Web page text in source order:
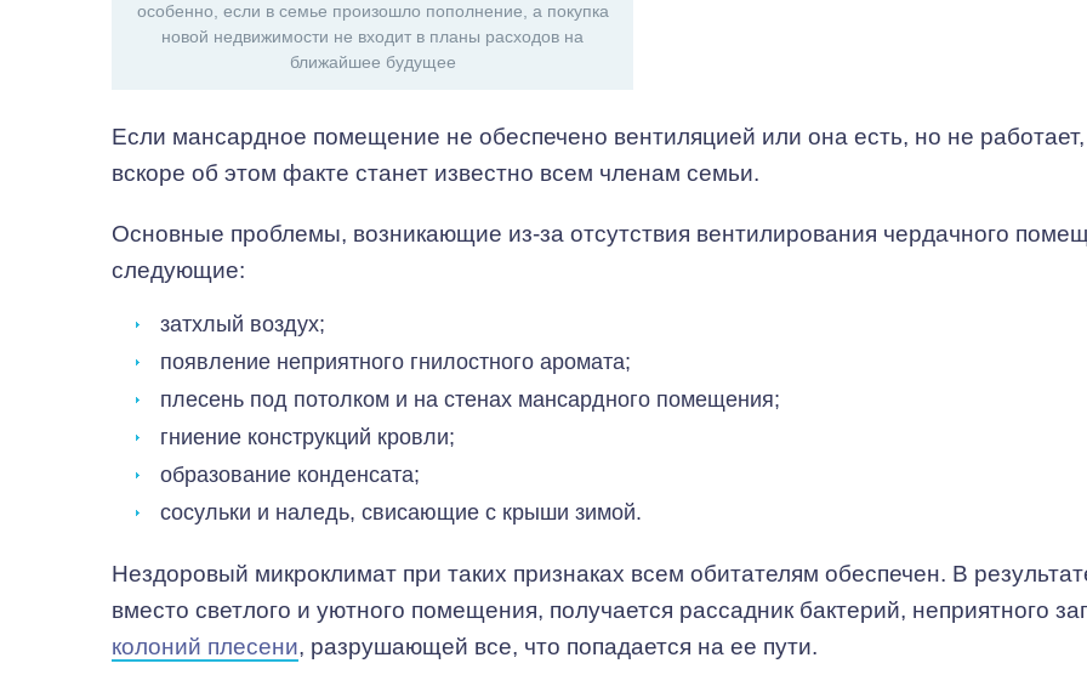
особенно, если в семье произошло пополнение, а покупка
новой недвижимости не входит в планы расходов на
ближайшее будущее
Если мансардное помещение не обеспечено вентиляцией или она есть, но не
вскоре об этом факте станет известно всем членам семьи.
Основные проблемы, возникающие из-за отсутствия вентилирования чердачного
следующие:
затхлый воздух;
появление неприятного гнилостного аромата;
плесень под потолком и на стенах мансардного помещения;
гниение конструкций кровли;
образование конденсата;
сосульки и наледь, свисающие с крыши зимой.
Нездоровый микроклимат при таких признаках всем обитателям обеспечен. В
вместо светлого и уютного помещения, получается рассадник бактерий, неприятного
колоний плесени, разрушающей все, что попадается на ее пути.